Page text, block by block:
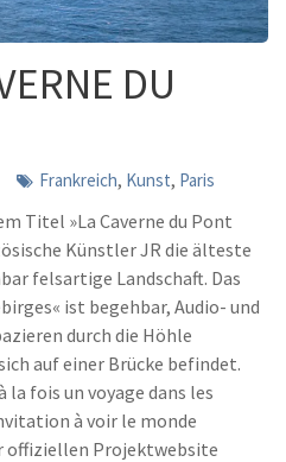
DU
Frankreich, Kunst, Paris
Titel »La Caverne du Pont
Künstler JR die älteste
felsartige Landschaft. Das
ist begehbar, Audio- und
durch die Höhle
auf einer Brücke befindet.
la fois un voyage dans les
à voir le monde
offiziellen Projektwebsite